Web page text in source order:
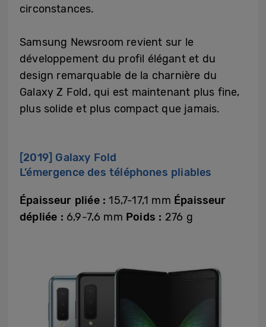
circonstances.
Samsung Newsroom revient sur le
développement du profil élégant et du
design remarquable de la charnière du
Galaxy Z Fold, qui est maintenant plus fine,
plus solide et plus compact que jamais.
[2019] Galaxy Fold
L’émergence des téléphones pliables
Épaisseur pliée : 15,7-17,1 mm Épaisseur
dépliée : 6,9-7,6 mm Poids : 276 g